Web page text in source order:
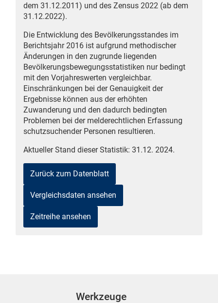
dem 31.12.2011) und des Zensus 2022 (ab dem
31.12.2022).
Die Entwicklung des Bevölkerungsstandes im
Berichtsjahr 2016 ist aufgrund methodischer
Änderungen in den zugrunde liegenden
Bevölkerungsbewegungsstatistiken nur bedingt
mit den Vorjahreswerten vergleichbar.
Einschränkungen bei der Genauigkeit der
Ergebnisse können aus der erhöhten
Zuwanderung und den dadurch bedingten
Problemen bei der melderechtlichen Erfassung
schutzsuchender Personen resultieren.
Aktueller Stand dieser Statistik: 31.12. 2024.
Zurück zum Datenblatt
Vergleichsdaten ansehen
Zeitreihe ansehen
Werkzeuge